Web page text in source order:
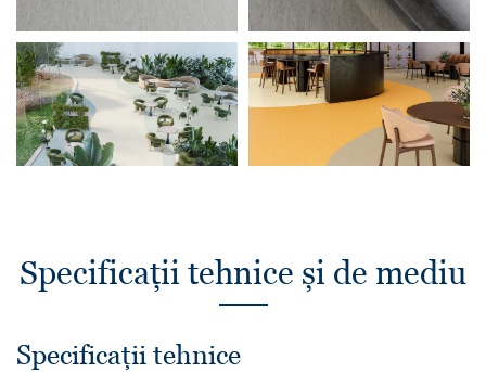
Specificații tehnice și de mediu
Specificații tehnice